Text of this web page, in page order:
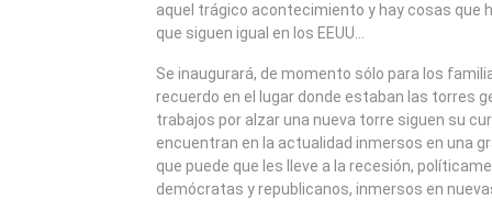
aquel trágico acontecimiento y hay cosas que
que siguen igual en los EEUU…
Se inaugurará, de momento sólo para los
recuerdo en el lugar donde estaban las torres
trabajos por alzar una nueva torre siguen su
encuentran en la actualidad inmersos en una
que puede que les lleve a la recesión,
demócratas y republicanos, inmersos en